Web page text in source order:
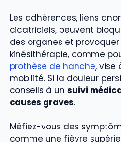
Les adhérences, liens
cicatriciels, peuvent
des organes et provoquer
kinésithérapie, comme
prothèse de hanche, vise
mobilité. Si la douleur
conseils à un suivi
causes graves.
Méfiez-vous des
comme une fièvre